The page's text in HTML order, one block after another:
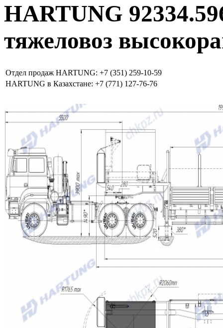
HARTUNG
тяжеловоз
Отдел продаж HARTUNG: +7 (351) 259-10-59
HARTUNG в Казахстане: +7 (771) 127-76-76